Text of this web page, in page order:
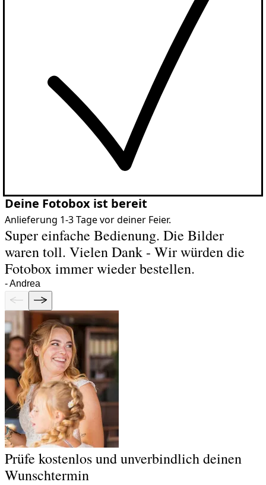
Deine Fotobox ist bereit
Anlieferung 1-3 Tage vor deiner Feier.
Super einfache Bedienung. Die Bilder
waren toll. Vielen Dank - Wir würden die
Fotobox immer wieder bestellen.
-Andrea
Prüfe kostenlos und unverbindlich deinen
Wunschtermin